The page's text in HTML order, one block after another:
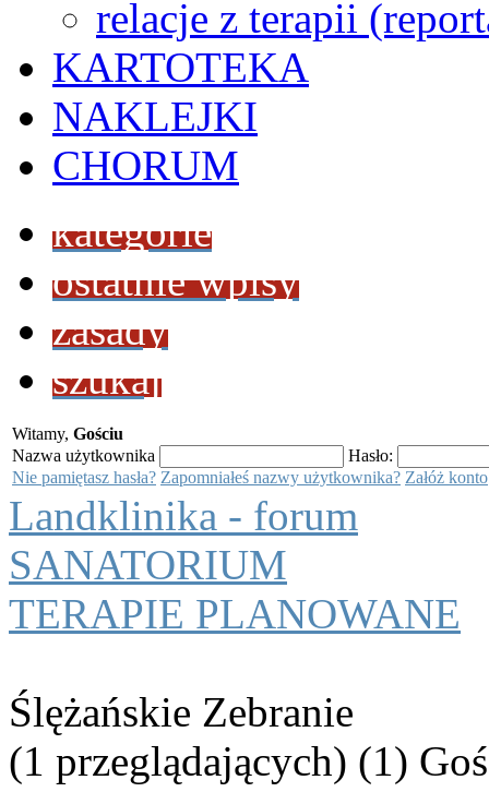
relacje z terapii
KARTOTEKA
NAKLEJKI
CHORUM
kategorie
ostatnie wpisy
zasady
szukaj
Witamy, Gościu
Nazwa użytkownika
Hasło:
Nie pamiętasz hasła? Zapomniałeś nazwy użytkownika? Załóż konto
Landklinika - forum
SANATORIUM
TERAPIE PLANOWANE
Ślężańskie Zebranie
(1 przeglądających) (1)